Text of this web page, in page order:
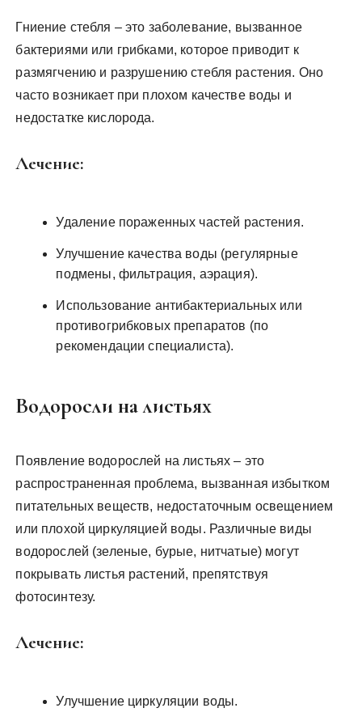
Гниение стебля – это заболевание, вызванное
бактериями или грибками, которое приводит к
размягчению и разрушению стебля растения. Оно
часто возникает при плохом качестве воды и
недостатке кислорода.
Лечение:
Удаление пораженных частей растения.
Улучшение качества воды (регулярные
подмены, фильтрация, аэрация).
Использование антибактериальных или
противогрибковых препаратов (по
рекомендации специалиста).
Водоросли на листьях
Появление водорослей на листьях – это
распространенная проблема, вызванная избытком
питательных веществ, недостаточным освещением
или плохой циркуляцией воды. Различные виды
водорослей (зеленые, бурые, нитчатые) могут
покрывать листья растений, препятствуя
фотосинтезу.
Лечение:
Улучшение циркуляции воды.